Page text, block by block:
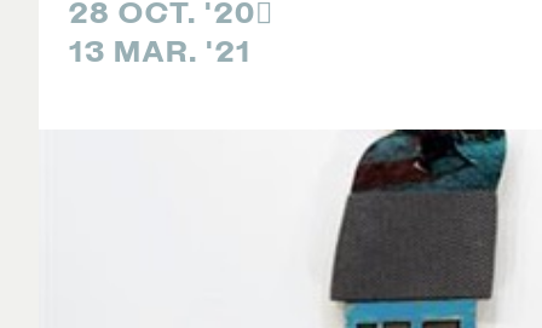
28 OCT. '20
13 MAR. '21